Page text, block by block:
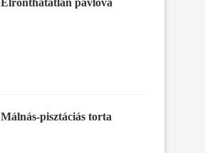
Elronthatatlan pavlova
Málnás-pisztáciás torta